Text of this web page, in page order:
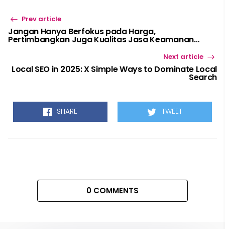
Prev article
Jangan Hanya Berfokus pada Harga,
Pertimbangkan Juga Kualitas Jasa Keamanan
Terpercaya
Next article
Local SEO in 2025: X Simple Ways to Dominate Local
Search
SHARE TWEET
0 COMMENTS